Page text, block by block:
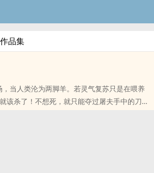
品集
当人类沦为两脚羊。若灵气复苏只是在喂养
该杀了！不想死，就只能夺过屠夫手中的刀，